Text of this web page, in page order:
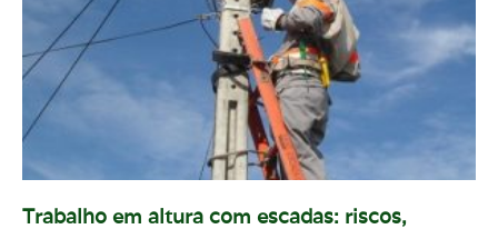
Trabalho em altura com escadas: riscos,